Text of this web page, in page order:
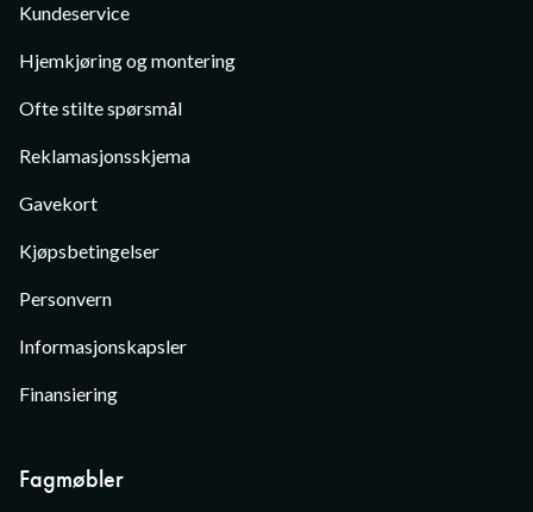
Kundeservice
Hjemkjøring og montering
Ofte stilte spørsmål
Reklamasjonsskjema
Gavekort
Kjøpsbetingelser
Personvern
Informasjonskapsler
Finansiering
Fagmøbler